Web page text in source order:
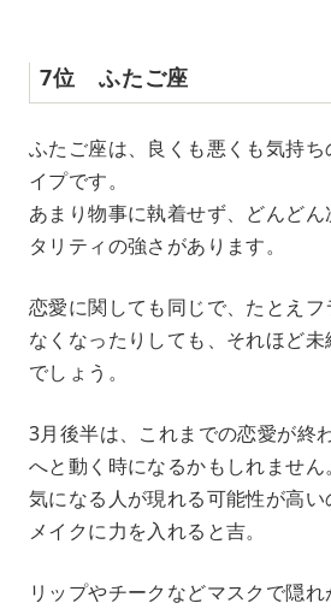
7位 ふたご座
ふたご座は、良くも悪くも気持
イプです。
あまり物事に執着せず、どんど
タリティの強さがあります。
恋愛に関しても同じで、たとえ
なくなったりしても、それほど
でしょう。
3月後半は、これまでの恋愛が終
へと動く時になるかもしれません。
気になる人が現れる可能性が高
メイクに力を入れると吉。
リップやチークなどマスクで隠